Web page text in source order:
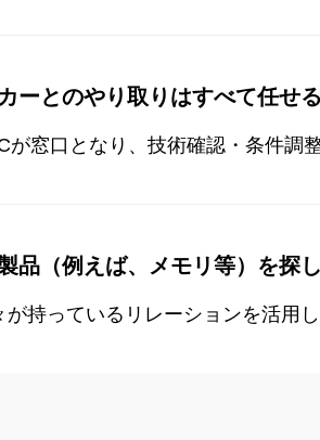
ーとのやり取りはすべて任せ
が窓口となり、技術確認・条件調
品（例えば、メモリ等）を探
が持っているリレーションを活用